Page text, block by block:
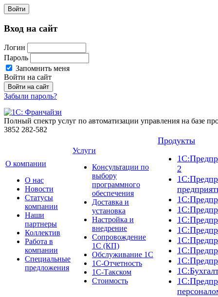
Войти
Вход на сайт
Логин
Пароль
Запомнить меня
Войти на сайт
Забыли пароль?
Полный спектр услуг по автоматизации управления на базе
3852 282-582
О компании
О нас
Новости
Cтатусы
компании
Наши
партнеры
Коллектив
Работа в
компании
Специальные
предложения
Услуги
Консультации по
выбору
программного
обеспечения
Доставка и
установка
Настройка и
внедрение
Сопровождение
1С (КП)
Обслуживание 1С
1С-Отчетность
1С-Такском
Стоимость
Продукты
2